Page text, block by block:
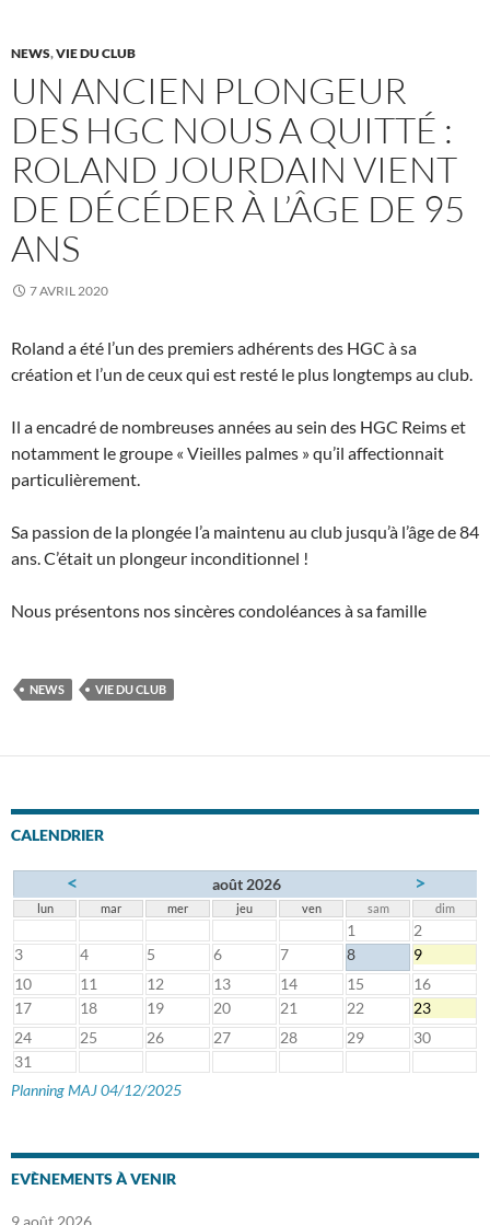
NEWS,VIE DU CLUB
UN ANCIEN PLONGEUR
DES HGC NOUS A QUITTÉ :
ROLAND JOURDAIN VIENT
DE DÉCÉDER À L’ÂGE DE 95
ANS
7 AVRIL 2020
Roland a été l’un des premiers adhérents des HGC à sa
création et l’un de ceux qui est resté le plus longtemps au club.
Il a encadré de nombreuses années au sein des HGC Reims et
notamment le groupe « Vieilles palmes » qu’il affectionnait
particulièrement.
Sa passion de la plongée l’a maintenu au club jusqu’à l’âge de 84
ans. C’était un plongeur inconditionnel !
Nous présentons nos sincères condoléances à sa famille
NEWS VIE DU CLUB
CALENDRIER
< août 2026 >
lun mar mer jeu ven sam dim
1
2
3
4 5 6 7 8
9
10
11 12 13 14 15
16
17
18 19 20 21 22
23
24
25 26 27 28 29
30
31
Planning MAJ 04/12/2025
EVÈNEMENTS À VENIR
9 août 2026